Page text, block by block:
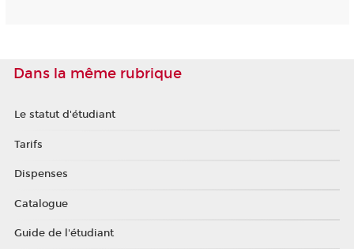
Dans la même rubrique
Le statut d'étudiant
Tarifs
Dispenses
Catalogue
Guide de l'étudiant